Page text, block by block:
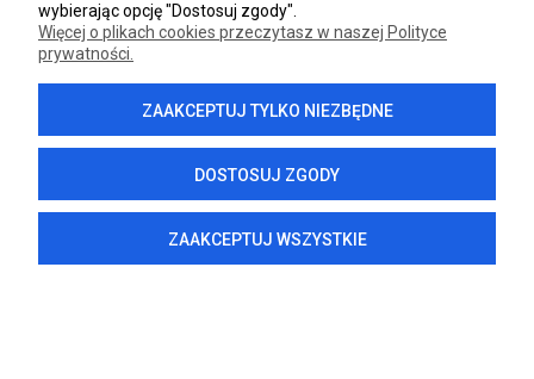
Sklep internetowy Shoper.pl
wybierając opcję "Dostosuj zgody".
Więcej o plikach cookies przeczytasz w naszej Polityce
prywatności.
ZAAKCEPTUJ TYLKO NIEZBĘDNE
DOSTOSUJ ZGODY
ZAAKCEPTUJ WSZYSTKIE